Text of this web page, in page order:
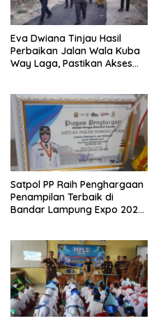
Eva Dwiana Tinjau Hasil
Perbaikan Jalan Wala Kuba
Way Laga, Pastikan Akses
Satpol PP Raih Penghargaan
Penampilan Terbaik di
Bandar Lampung Expo 2026,
Masyarakat